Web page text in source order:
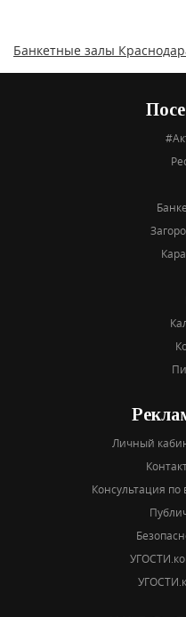
Банкетные залы
Личный
Консультация